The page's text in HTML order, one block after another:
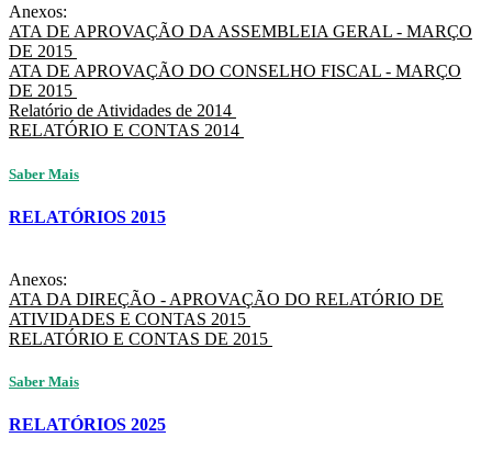
Anexos:
ATA DE APROVAÇÃO DA ASSEMBLEIA GERAL - MARÇO
DE 2015
ATA DE APROVAÇÃO DO CONSELHO FISCAL - MARÇO
DE 2015
Relatório de Atividades de 2014
RELATÓRIO E CONTAS 2014
Saber Mais
RELATÓRIOS 2015
Anexos:
ATA DA DIREÇÃO - APROVAÇÃO DO RELATÓRIO DE
ATIVIDADES E CONTAS 2015
RELATÓRIO E CONTAS DE 2015
Saber Mais
RELATÓRIOS 2025